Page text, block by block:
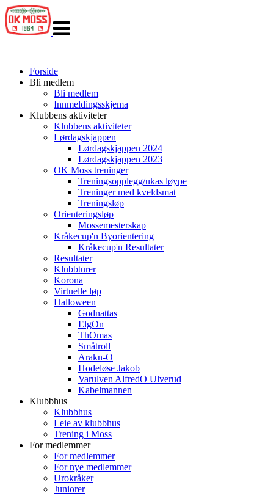
navigasjon
Forside
Bli medlem
Bli medlem
Innmeldingsskjema
Klubbens aktiviteter
Klubbens aktiviteter
Lørdagskjappen
Lørdagskjappen 2024
Lørdagskjappen 2023
OK Moss treninger
Treningsopplegg/ukas løype
Treninger med kveldsmat
Treningsløp
Orienteringsløp
Mossemesterskap
Kråkecup'n Byorientering
Kråkecup'n Resultater
Resultater
Klubbturer
Korona
Virtuelle løp
Halloween
Godnattas
ElgOn
ThOmas
Småtroll
Arakn-O
Hodeløse Jakob
Varulven AlfredO Ulverud
Kabelmannen
Klubbhus
Klubbhus
Leie av klubbhus
Trening i Moss
For medlemmer
For medlemmer
For nye medlemmer
Urokråker
Juniorer